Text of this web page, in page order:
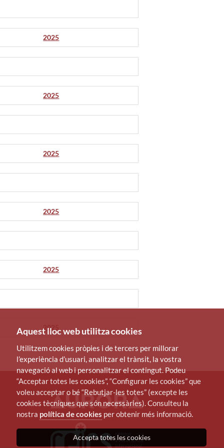
2025
2025
2025
2025
2025
2025
Aquest lloc web utilitza cookies
Utilitzem cookies pròpies i de tercers per millorar
l’experiència d’usuari, analitzar el trànsit, la vostra
navegació al web i personalitzar el contingut. Podeu
“Acceptar totes les cookies”, “Configurar les cookies” que
voleu acceptar o bé “Rebutjar-les totes” (excepte les
cookies tècniques que són necessàries). Consulteu la
nostra política de cookies per obtenir més informació.
Accepta totes les cookies